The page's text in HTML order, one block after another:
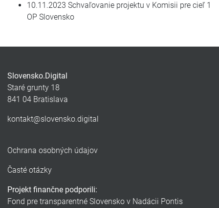
10.11.2023 Schvaľovanie projektu v Komisii pre cieľ 1
OP Slovensko
Slovensko.Digital
Staré grunty 18
841 04 Bratislava
kontakt@slovensko.digital
Ochrana osobných údajov
Časté otázky
Projekt finančne podporili:
Fond pre transparentné Slovensko v Nadácii Pontis